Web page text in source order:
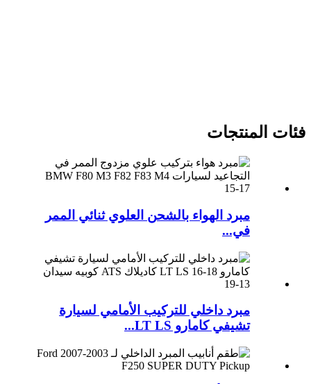
فئات المنتجات
مبرد الهواء بالشحن العلوي ثنائي الممر
في...
مبرد داخلي للتركيب الأمامي لسيارة
تشيفي كامارو LT LS...